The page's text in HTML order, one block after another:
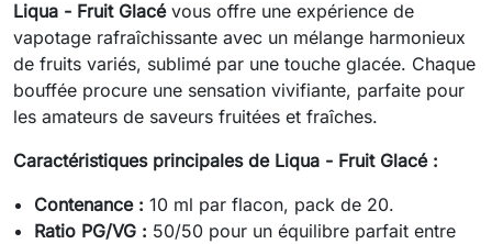
Liqua - Fruit Glacévous offre une expérience de
vapotage rafraîchissante avec un mélange harmonieux
de fruits variés, sublimé par une touche glacée. Chaque
bouffée procure une sensation vivifiante, parfaite pour
les amateurs de saveurs fruitées et fraîches.
Caractéristiques principales de Liqua - Fruit Glacé :
Contenance : 10 ml par flacon, pack de 20.
Ratio PG/VG : 50/50 pour un équilibre parfait entre